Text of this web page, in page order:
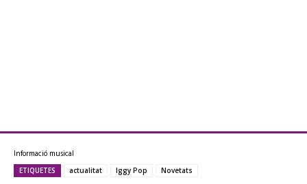
Informació musical
ETIQUETES actualitat Iggy Pop Novetats